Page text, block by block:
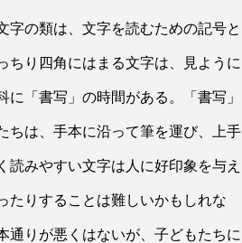
字の類は、文字を読むための記号と
ちり四角にはまる文字は、見ように
「書写」の時間がある。「書写」
ちは、手本に沿って筆を運び、上手
みやすい文字は人に好印象を与え
たりすることは難しいかもしれな
通りが悪くはないが、子どもたちに